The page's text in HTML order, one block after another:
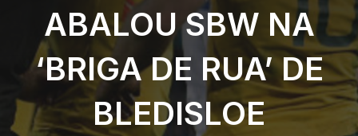
ABALOU SBW NA
‘BRIGA DE RUA’ DE
BLEDISLOE